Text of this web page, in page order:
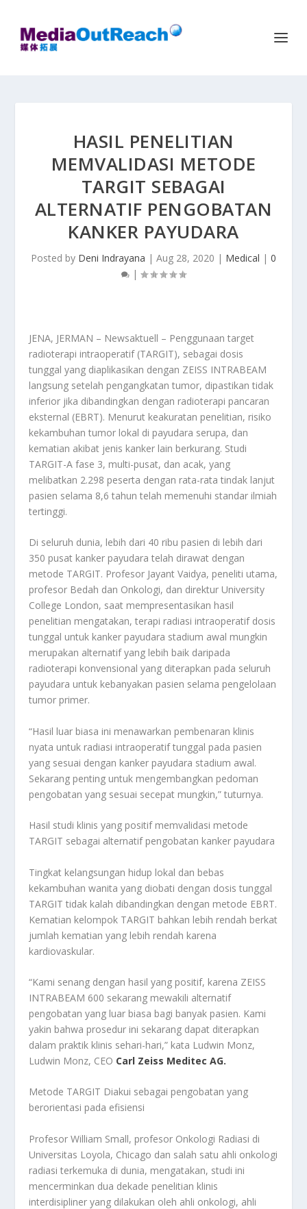
HASIL PENELITIAN
MEMVALIDASI METODE
TARGIT SEBAGAI
ALTERNATIF PENGOBATAN
KANKER PAYUDARA
Posted by Deni Indrayana | Aug 28, 2020 | Medical | 0
|
JENA, JERMAN – Newsaktuell – Penggunaan target
radioterapi intraoperatif (TARGIT), sebagai dosis
tunggal yang diaplikasikan dengan ZEISS INTRABEAM
langsung setelah pengangkatan tumor, dipastikan tidak
inferior jika dibandingkan dengan radioterapi pancaran
eksternal (EBRT). Menurut keakuratan penelitian, risiko
kekambuhan tumor lokal di payudara serupa, dan
kematian akibat jenis kanker lain berkurang. Studi
TARGIT-A fase 3, multi-pusat, dan acak, yang
melibatkan 2.298 peserta dengan rata-rata tindak lanjut
pasien selama 8,6 tahun telah memenuhi standar ilmiah
tertinggi.
Di seluruh dunia, lebih dari 40 ribu pasien di lebih dari
350 pusat kanker payudara telah dirawat dengan
metode TARGIT. Profesor Jayant Vaidya, peneliti utama,
profesor Bedah dan Onkologi, dan direktur University
College London, saat mempresentasikan hasil
penelitian mengatakan, terapi radiasi intraoperatif dosis
tunggal untuk kanker payudara stadium awal mungkin
merupakan alternatif yang lebih baik daripada
radioterapi konvensional yang diterapkan pada seluruh
payudara untuk kebanyakan pasien selama pengelolaan
tumor primer.
“Hasil luar biasa ini menawarkan pembenaran klinis
nyata untuk radiasi intraoperatif tunggal pada pasien
yang sesuai dengan kanker payudara stadium awal.
Sekarang penting untuk mengembangkan pedoman
pengobatan yang sesuai secepat mungkin,” tuturnya.
Hasil studi klinis yang positif memvalidasi metode
TARGIT sebagai alternatif pengobatan kanker payudara
Tingkat kelangsungan hidup lokal dan bebas
kekambuhan wanita yang diobati dengan dosis tunggal
TARGIT tidak kalah dibandingkan dengan metode EBRT.
Kematian kelompok TARGIT bahkan lebih rendah berkat
jumlah kematian yang lebih rendah karena
kardiovaskular.
“Kami senang dengan hasil yang positif, karena ZEISS
INTRABEAM 600 sekarang mewakili alternatif
pengobatan yang luar biasa bagi banyak pasien. Kami
yakin bahwa prosedur ini sekarang dapat diterapkan
dalam praktik klinis sehari-hari,” kata Ludwin Monz,
Ludwin Monz, CEO Carl Zeiss Meditec AG.
Metode TARGIT Diakui sebagai pengobatan yang
berorientasi pada efisiensi
Profesor William Small, profesor Onkologi Radiasi di
Universitas Loyola, Chicago dan salah satu ahli onkologi
radiasi terkemuka di dunia, mengatakan, studi ini
mencerminkan dua dekade penelitian klinis
interdisipliner yang dilakukan oleh ahli onkologi, ahli